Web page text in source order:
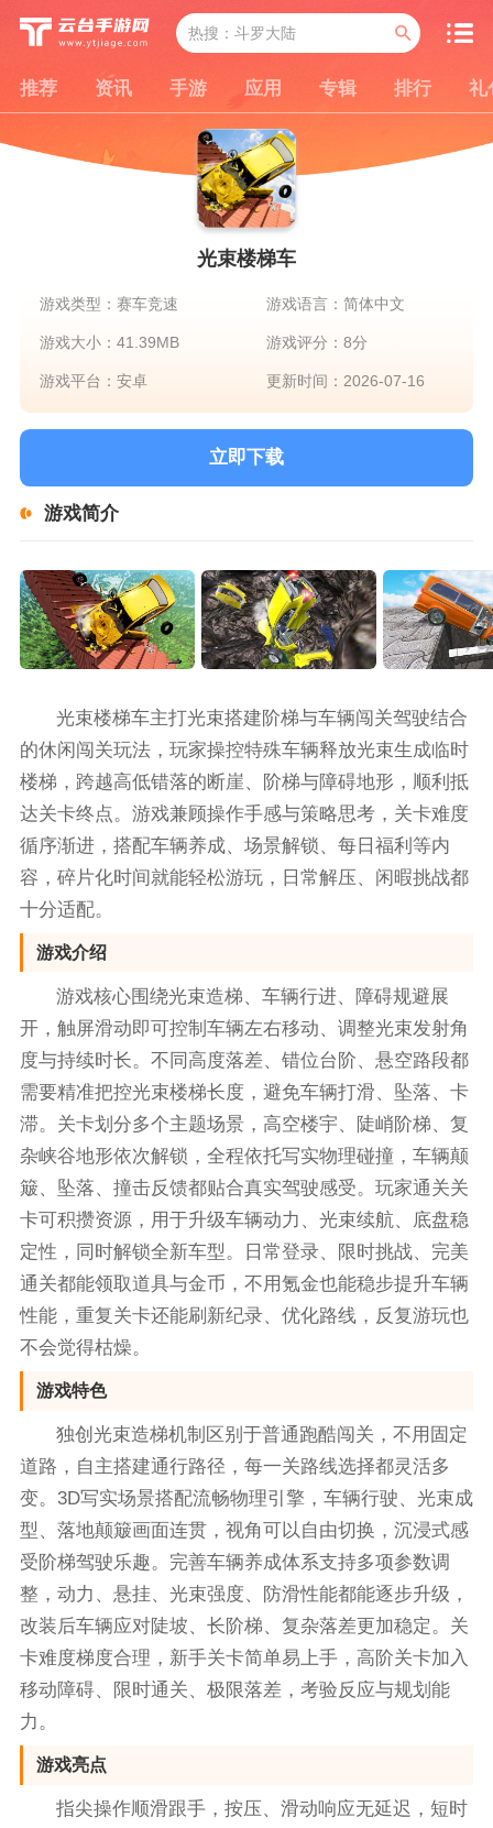
推荐 资讯 手游 应用 专辑 排行 礼
光束楼梯车
游戏类型：赛车竞速 游戏语言：简体中文
游戏大小：41.39MB 游戏评分：8分
游戏平台：安卓 更新时间：2026-07-16
立即下载
游戏简介
光束楼梯车主打光束搭建阶梯与车辆闯关驾驶结合
的休闲闯关玩法，玩家操控特殊车辆释放光束生成临时
楼梯，跨越高低错落的断崖、阶梯与障碍地形，顺利抵
达关卡终点。游戏兼顾操作手感与策略思考，关卡难度
循序渐进，搭配车辆养成、场景解锁、每日福利等内
容，碎片化时间就能轻松游玩，日常解压、闲暇挑战都
十分适配。
游戏介绍
游戏核心围绕光束造梯、车辆行进、障碍规避展
开，触屏滑动即可控制车辆左右移动、调整光束发射角
度与持续时长。不同高度落差、错位台阶、悬空路段都
需要精准把控光束楼梯长度，避免车辆打滑、坠落、卡
滞。关卡划分多个主题场景，高空楼宇、陡峭阶梯、复
杂峡谷地形依次解锁，全程依托写实物理碰撞，车辆颠
簸、坠落、撞击反馈都贴合真实驾驶感受。玩家通关关
卡可积攒资源，用于升级车辆动力、光束续航、底盘稳
定性，同时解锁全新车型。日常登录、限时挑战、完美
通关都能领取道具与金币，不用氪金也能稳步提升车辆
性能，重复关卡还能刷新纪录、优化路线，反复游玩也
不会觉得枯燥。
游戏特色
独创光束造梯机制区别于普通跑酷闯关，不用固定
道路，自主搭建通行路径，每一关路线选择都灵活多
变。3D写实场景搭配流畅物理引擎，车辆行驶、光束成
型、落地颠簸画面连贯，视角可以自由切换，沉浸式感
受阶梯驾驶乐趣。完善车辆养成体系支持多项参数调
整，动力、悬挂、光束强度、防滑性能都能逐步升级，
改装后车辆应对陡坡、长阶梯、复杂落差更加稳定。关
卡难度梯度合理，新手关卡简单易上手，高阶关卡加入
移动障碍、限时通关、极限落差，考验反应与规划能
力。
游戏亮点
指尖操作顺滑跟手，按压、滑动响应无延迟，短时